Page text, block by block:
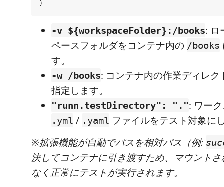
-v ${workspaceFolder}:/books: ロ
ペースフォルダをコンテナ内の /books
す。
-w /books: コンテナ内の作業ディレ
指定します。
"runn.testDirectory": ".": ワー
.yml / .yaml ファイルをテスト対象に
※拡張機能が自動でパスを相対パス（例:
決してコンテナに引き渡すため、マウント
なく正常にテストが実行されます。